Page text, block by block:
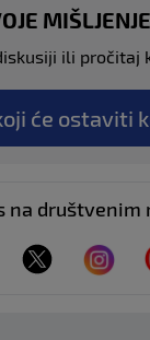
ili pročitaj
će ostaviti
na društvenim